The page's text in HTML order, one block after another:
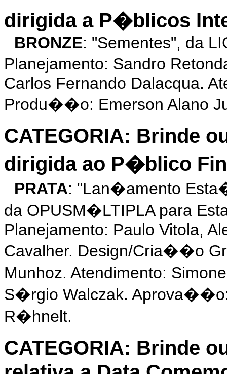
dirigida a P�blicos
BRONZE: "Sementes", da
Planejamento: Sandro
Carlos Fernando Dalacqua.
Produ��o: Emerson Alano
CATEGORIA: Brinde
dirigida ao P�blico
PRATA: "Lan�amento
da OPUSM�LTIPLA para
Planejamento: Paulo Vitola,
Cavalher. Design/Cria��o
Munhoz. Atendimento:
S�rgio Walczak.
R�hnelt.
CATEGORIA: Brinde